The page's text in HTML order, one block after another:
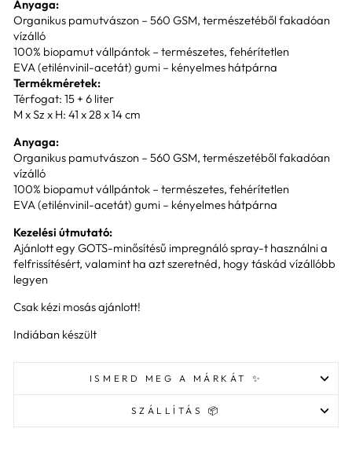
Anyaga:
Organikus pamutvászon – 560 GSM, természetéből fakadóan
vízálló
100% biopamut vállpántok – természetes, fehérítetlen
EVA (etilénvinil-acetát) gumi – kényelmes hátpárna
Termékméretek:
Térfogat: 15 + 6 liter
M x Sz x H: 41 x 28 x 14 cm
Anyaga:
Organikus pamutvászon – 560 GSM, természetéből fakadóan
vízálló
100% biopamut vállpántok – természetes, fehérítetlen
EVA (etilénvinil-acetát) gumi – kényelmes hátpárna
Kezelési útmutató:
Ajánlott egy GOTS-minősítésű impregnáló spray-t használni a
felfrissítésért, valamint ha azt szeretnéd, hogy táskád vízállóbb
legyen
Csak kézi mosás ajánlott!
Indiában készült
ISMERD MEG A MÁRKÁT ✨
SZÁLLÍTÁS 📦